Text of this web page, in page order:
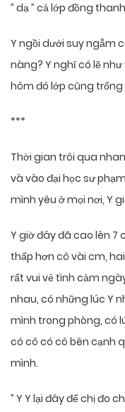
” dạ ” cả lớp đồng thanh
Y ngồi dưới suy ngẫm
nàng? Y nghĩ có lẽ
hôm đó lớp cũng trống
***
Thời gian trôi qua
và vào đại học sư
mình yêu ở mọi nơi, Y
Y giờ đây đã cao lên 7
thấp hơn cô vài cm,
rất vui vẻ tình cảm
nhau, có những lúc Y
mình trong phòng, có
có cô có cô bên cạnh
mình.
” Y Y lại đây để chị đo